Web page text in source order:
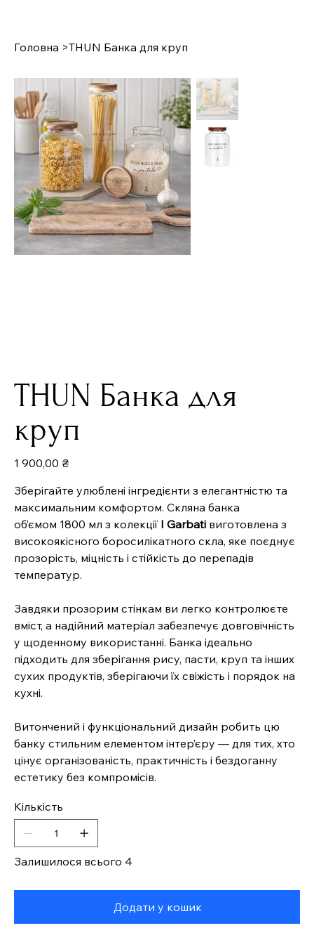
Головна >THUN Банка для круп
THUN Банка для
круп
1 900,00 ₴
Зберігайте улюблені інгредієнти з елегантністю та
максимальним комфортом. Скляна банка
об’ємом 1800 мл з колекції I Garbati виготовлена з
високоякісного боросилікатного скла, яке поєднує
прозорість, міцність і стійкість до перепадів
температур.
Завдяки прозорим стінкам ви легко контролюєте
вміст, а надійний матеріал забезпечує довговічність
у щоденному використанні. Банка ідеально
підходить для зберігання рису, пасти, круп та інших
сухих продуктів, зберігаючи їх свіжість і порядок на
кухні.
Витончений і функціональний дизайн робить цю
банку стильним елементом інтер’єру — для тих, хто
цінує організованість, практичність і бездоганну
естетику без компромісів.
Кількість
Залишилося всього 4
Додати у кошик